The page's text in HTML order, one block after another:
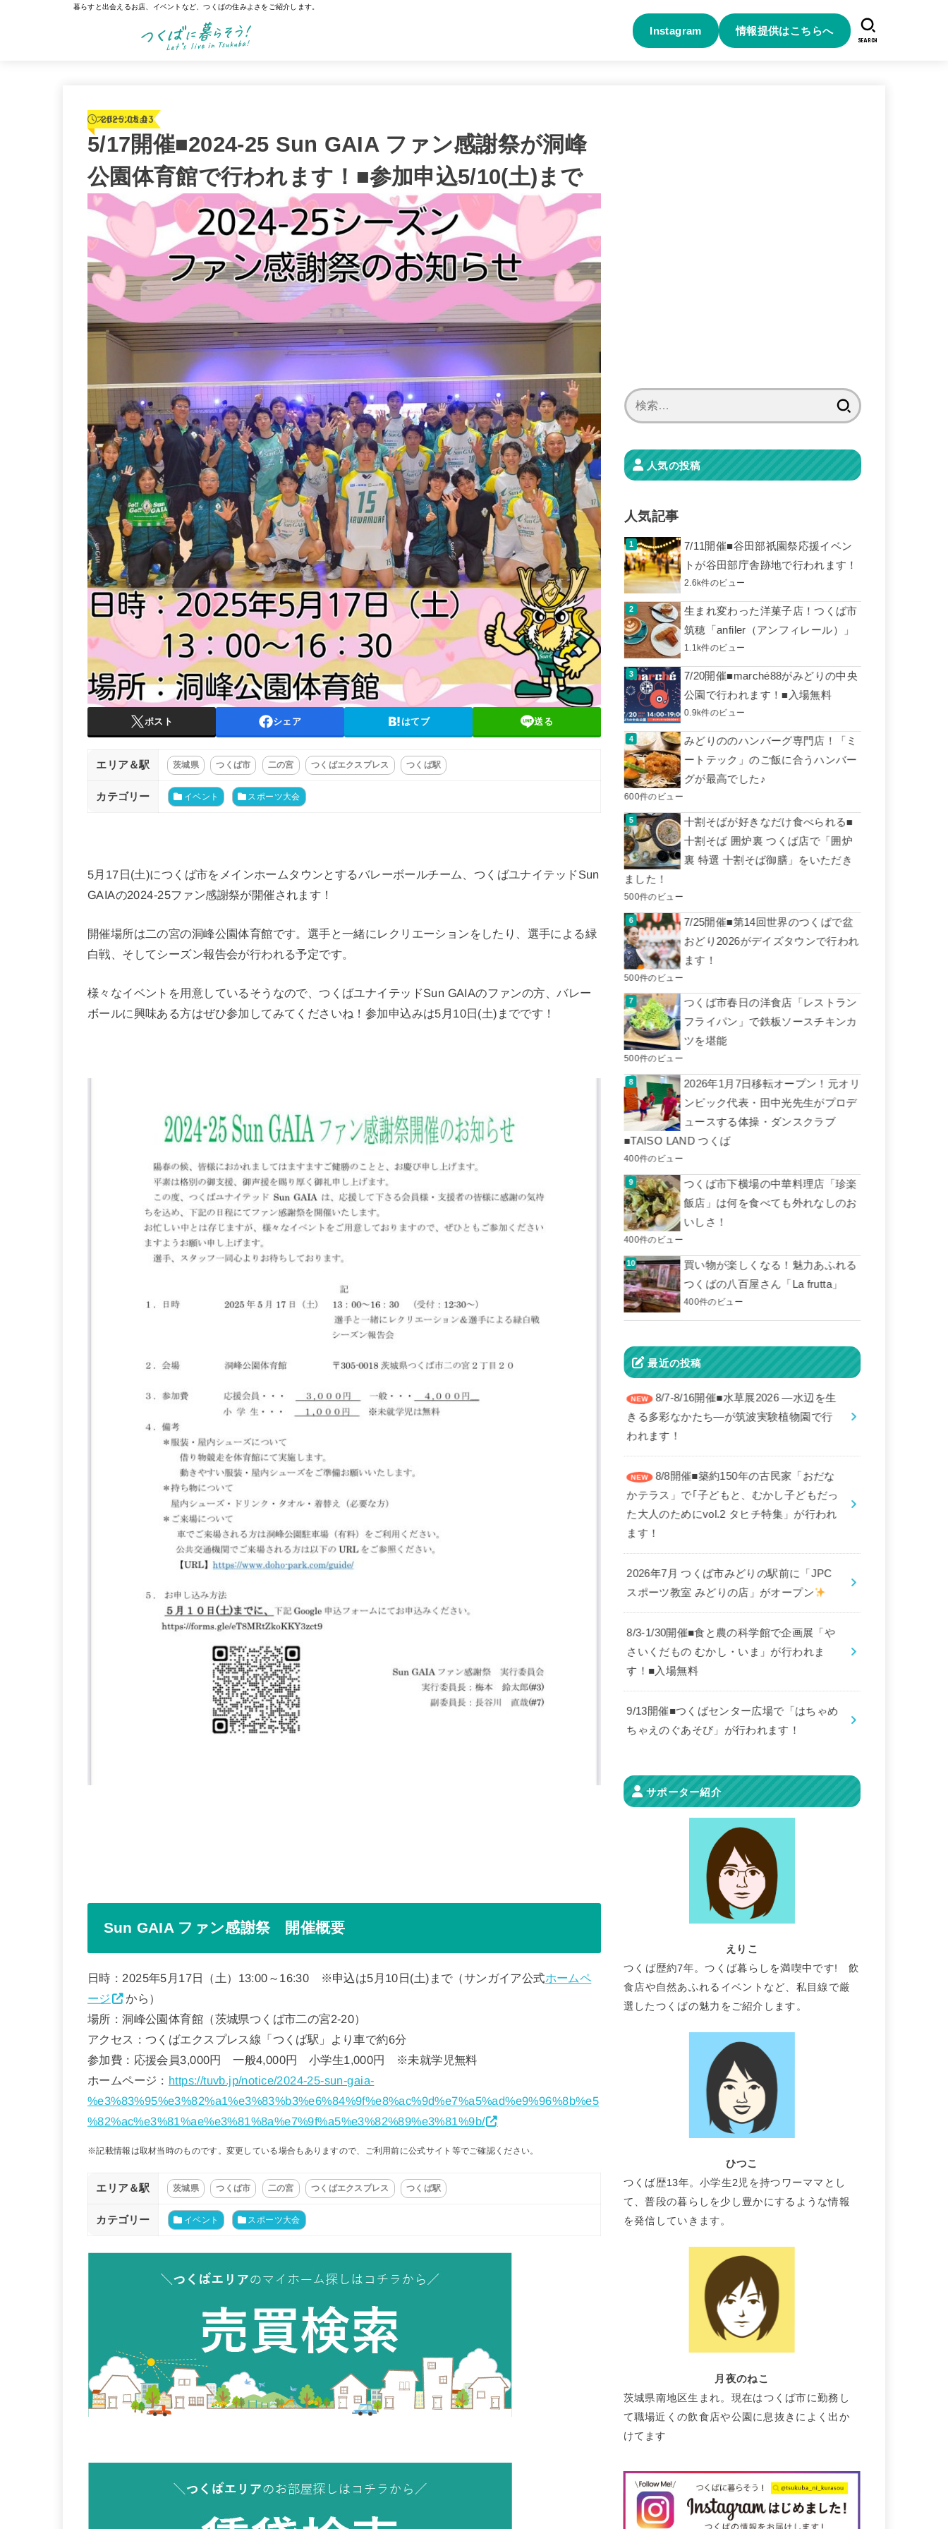
暮らすと出会えるお店、イベントなど、つくばの住みよさをご紹介します。
Instagram 情報提供はこちらへ
SEARCH
スポーツ大会
2025.05.03
5/17開催■2024-25 Sun GAIA ファン感謝祭が洞峰
公園体育館で行われます！■参加申込5/10(土)まで
ポスト シェア はてブ 送る
エリア＆駅 茨城県 つくば市 二の宮 つくばエクスプレス つくば駅
カテゴリー イベント スポーツ大会
5月17日(土)につくば市をメインホームタウンとするバレーボールチーム、つくばユナイテッドSun
GAIAの2024-25ファン感謝祭が開催されます！
開催場所は二の宮の洞峰公園体育館です。選手と一緒にレクリエーションをしたり、選手による緑
白戦、そしてシーズン報告会が行われる予定です。
様々なイベントを用意しているそうなので、つくばユナイテッドSun GAIAのファンの方、バレー
ボールに興味ある方はぜひ参加してみてくださいね！参加申込みは5月10日(土)までです！
Sun GAIA ファン感謝祭 開催概要
日時：2025年5月17日（土）13:00～16:30 ※申込は5月10日(土)まで（サンガイア公式ホームペ
ージ から）
場所：洞峰公園体育館（茨城県つくば市二の宮2-20）
アクセス：つくばエクスプレス線「つくば駅」より車で約6分
参加費：応援会員3,000円 一般4,000円 小学生1,000円 ※未就学児無料
ホームページ： https://tuvb.jp/notice/2024-25-sun-gaia-
%e3%83%95%e3%82%a1%e3%83%b3%e6%84%9f%e8%ac%9d%e7%a5%ad%e9%96%8b%e5
%82%ac%e3%81%ae%e3%81%8a%e7%9f%a5%e3%82%89%e3%81%9b/
※記載情報は取材当時のものです。変更している場合もありますので、ご利用前に公式サイト等でご確認ください。
エリア＆駅 茨城県 つくば市 二の宮 つくばエクスプレス つくば駅
カテゴリー イベント スポーツ大会
人気の投稿
人気記事
7/11開催■谷田部祇園祭応援イベン
トが谷田部庁舎跡地で行われます！
2.6k件のビュー
生まれ変わった洋菓子店！つくば市
筑穂「anfiler（アンフィレール）」
1.1k件のビュー
7/20開催■marché88がみどりの中央
公園で行われます！■入場無料
0.9k件のビュー
みどりののハンバーグ専門店！「ミ
ートテック」のご飯に合うハンバー
グが最高でした♪
600件のビュー
十割そばが好きなだけ食べられる■
十割そば 囲炉裏 つくば店で「囲炉
裏 特選 十割そば御膳」をいただき
ました！
500件のビュー
7/25開催■第14回世界のつくばで盆
おどり2026がデイズタウンで行われ
ます！
500件のビュー
つくば市春日の洋食店「レストラン
フライパン」で鉄板ソースチキンカ
ツを堪能
500件のビュー
2026年1月7日移転オープン！元オリ
ンピック代表・田中光先生がプロデ
ュースする体操・ダンスクラブ
■TAISO LAND つくば
400件のビュー
つくば市下横場の中華料理店「珍楽
飯店」は何を食べても外れなしのお
いしさ！
400件のビュー
買い物が楽しくなる！魅力あふれる
つくばの八百屋さん「La frutta」
400件のビュー
最近の投稿
8/7-8/16開催■水草展2026 ―水辺を生
きる多彩なかたち―が筑波実験植物園で行
われます！
8/8開催■築約150年の古民家「おだな
かテラス」で｢子どもと、むかし子どもだっ
た大人のためにvol.2 タヒチ特集」が行われ
ます！
2026年7月 つくば市みどりの駅前に「JPC
スポーツ教室 みどりの店」がオープン
8/3-1/30開催■食と農の科学館で企画展「や
さいくだもの むかし・いま」が行われま
す！■入場無料
9/13開催■つくばセンター広場で「はちゃめ
ちゃえのぐあそび」が行われます！
サポーター紹介
えりこ
つくば歴約7年。つくば暮らしを満喫中です! 飲
食店や自然あふれるイベントなど、私目線で厳
選したつくばの魅力をご紹介します。
ひつこ
つくば歴13年。小学生2児を持つワーママとし
て、普段の暮らしを少し豊かにするような情報
を発信していきます。
月夜のねこ
茨城県南地区生まれ。現在はつくば市に勤務し
て職場近くの飲食店や公園に息抜きによく出か
けてます